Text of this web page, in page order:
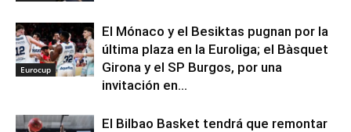
Eurocup
El Mónaco y el Besiktas pugnan por la
última plaza en la Euroliga; el Bàsquet
Girona y el SP Burgos, por una
invitación en...
El Bilbao Basket tendrá que remontar